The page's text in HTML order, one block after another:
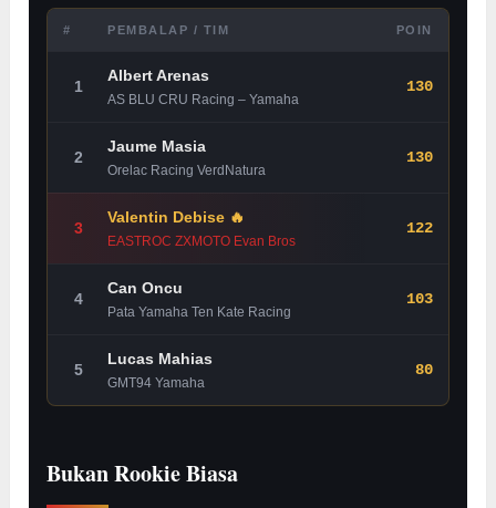
# PEMBALAP / TIM POIN
1
Albert Arenas
AS BLU CRU Racing – Yamaha
130
2
Jaume Masia
Orelac Racing VerdNatura
130
3
Valentin Debise 🔥
EASTROC ZXMOTO Evan Bros
122
4
Can Oncu
Pata Yamaha Ten Kate Racing
103
5
Lucas Mahias
GMT94 Yamaha
80
Bukan Rookie Biasa